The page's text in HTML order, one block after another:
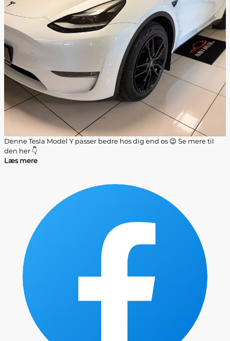
Denne Tesla Model Y passer bedre hos dig end os 😉 Se mere til
den her 👇
Læs mere